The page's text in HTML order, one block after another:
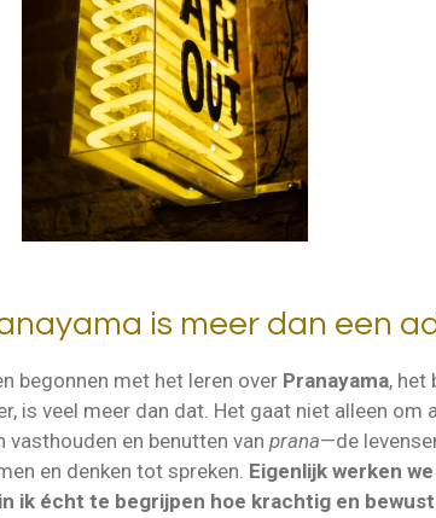
is meer dan een
begonnen met het leren over Pranayama, het
is veel meer dan dat. Het gaat niet alleen
vasthouden en benutten van prana—de
en denken tot spreken. Eigenlijk werken
ik écht te begrijpen hoe krachtig en